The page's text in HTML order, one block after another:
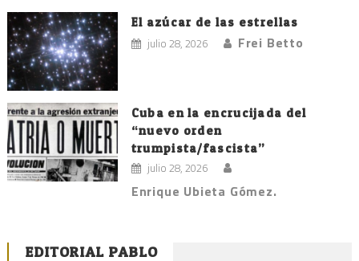
El azúcar de las estrellas
julio 28, 2026 Frei Betto
Cuba en la encrucijada del
“nuevo orden
trumpista/fascista”
julio 28, 2026
Enrique Ubieta Gómez.
EDITORIAL PABLO